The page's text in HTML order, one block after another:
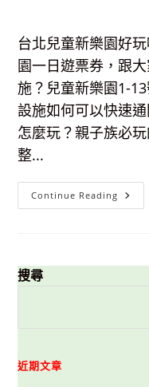
台北兒童新樂園好
園一日遊票券，跟
施？兒童新樂園1-
設施如何可以快速
怎麼玩？親子族必
整...
Continue Reading 兒
童
攻
搜尋
近期文章